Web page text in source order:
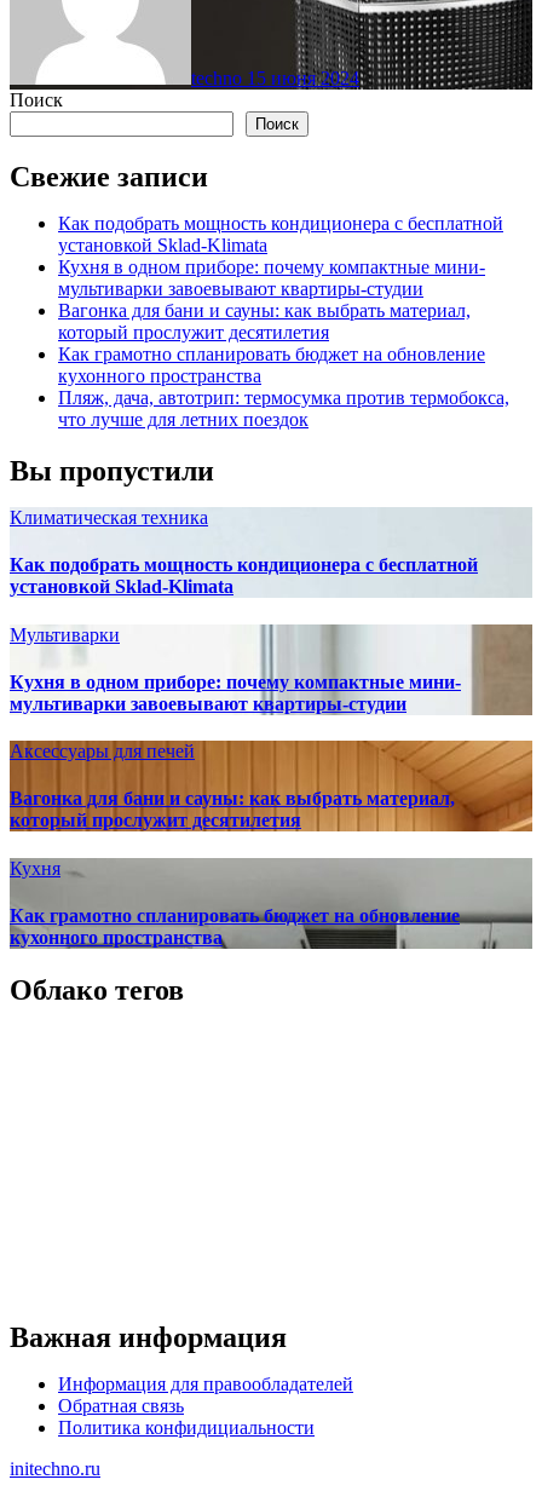
techno 15 июня 2024
Поиск
Поиск
Свежие записи
Как подобрать мощность кондиционера с бесплатной
установкой Sklad-Klimata
Кухня в одном приборе: почему компактные мини-
мультиварки завоевывают квартиры-студии
Вагонка для бани и сауны: как выбрать материал,
который прослужит десятилетия
Как грамотно спланировать бюджет на обновление
кухонного пространства
Пляж, дача, автотрип: термосумка против термобокса,
что лучше для летних поездок
Вы пропустили
Климатическая техника
Как подобрать мощность кондиционера с бесплатной
установкой Sklad-Klimata
Мультиварки
Кухня в одном приборе: почему компактные мини-
мультиварки завоевывают квартиры-студии
Аксессуары для печей
Вагонка для бани и сауны: как выбрать материал,
который прослужит десятилетия
Кухня
Как грамотно спланировать бюджет на обновление
кухонного пространства
Облако тегов
Важная информация
Информация для правообладателей
Обратная связь
Политика конфидициальности
initechno.ru